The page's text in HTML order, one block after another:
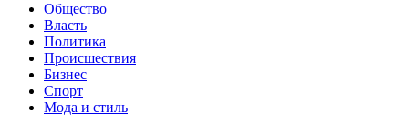
Общество
Власть
Политика
Происшествия
Бизнес
Спорт
Мода и стиль